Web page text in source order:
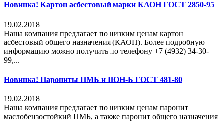
Новинка! Картон асбестовый марки КАОН ГОСТ 2850-95
19.02.2018
Наша компания предлагает по низким ценам картон
асбестовый общего назначения (КАОН). Более подробную
информацию можно получить по телефону +7 (4932) 34-30-
99,...
Новинка! Парониты ПМБ и ПОН-Б ГОСТ 481-80
19.02.2018
Наша компания предлагает по низким ценам паронит
маслобензостойкий ПМБ, а также паронит общего назначения